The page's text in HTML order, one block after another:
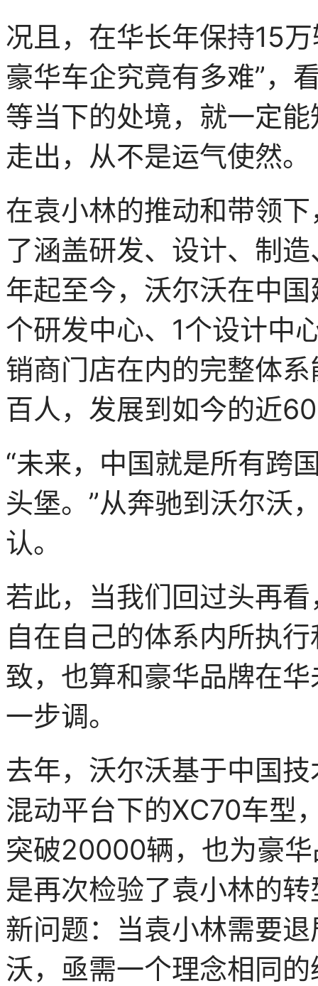
况且，在华长年保持15
豪华车企究竟有多难”，
等当下的处境，就一定
走出，从不是运气使然。
在袁小林的推动和带领
了涵盖研发、设计、制
年起至今，沃尔沃在中
个研发中心、1个设计中
销商门店在内的完整体
百人，发展到如今的近
“未来，中国就是所有跨
头堡。”从奔驰到沃尔沃
认。
若此，当我们回过头再
自在自己的体系内所执
致，也算和豪华品牌在
一步调。
去年，沃尔沃基于中国
混动平台下的XC70车型
突破20000辆，也为豪
是再次检验了袁小林的
新问题：当袁小林需要
沃，亟需一个理念相同